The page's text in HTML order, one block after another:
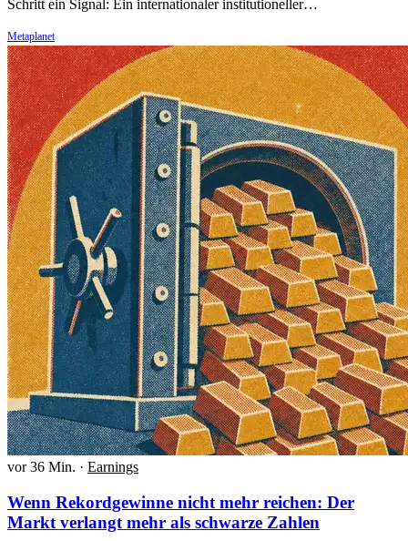
Schritt ein Signal: Ein internationaler institutioneller…
Metaplanet
vor 36 Min. · Earnings
Wenn Rekordgewinne nicht mehr reichen: Der
Markt verlangt mehr als schwarze Zahlen